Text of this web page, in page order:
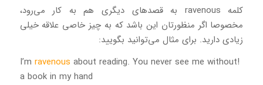
کلمه ravenous به قصدهای دیگری هم به کار می‌رود،
مخصوصا اگر منظورتان این باشد که به چیز خاصی علاقه خیلی
زیادی دارید. برای مثال می‌توانید بگویید:
!I’m
ravenous about reading. You never see me without
a book in my hand